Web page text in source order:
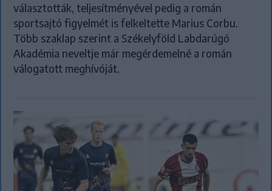
választották, teljesítményével pedig a román
sportsajtó figyelmét is felkeltette Marius Corbu.
Több szaklap szerint a Székelyföld Labdarúgó
Akadémia neveltje már megérdemelné a román
válogatott meghívóját.